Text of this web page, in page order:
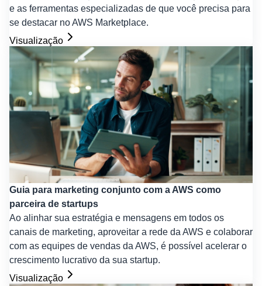
e as ferramentas especializadas de que você precisa para
se destacar no AWS Marketplace.
Visualização
Guia para marketing conjunto com a AWS como
parceira de startups
Ao alinhar sua estratégia e mensagens em todos os
canais de marketing, aproveitar a rede da AWS e colaborar
com as equipes de vendas da AWS, é possível acelerar o
crescimento lucrativo da sua startup.
Visualização